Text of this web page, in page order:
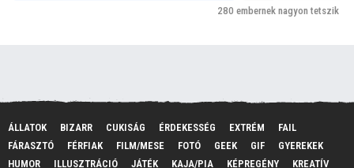
280 embernek nagyon tetszik
ÁLLATOK BIZARR CUKISÁG ÉRDEKESSÉG EXTRÉM
FAIL
FÁRASZTÓ
FÉRFIAK FILM/MESE FOTÓ GEEK GIF
GYEREKEK
HUMOR
ILLUSZTRÁCIÓ JÁTÉK KAJA/PIA KÉPREGÉNY KREATÍV